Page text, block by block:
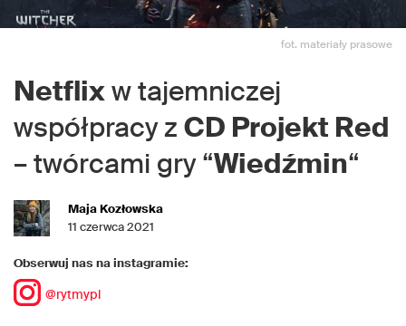
fot. materiały prasowe
Netflixw tajemniczej
współpracy z CD Projekt Red
– twórcami gry “Wiedźmin“
Maja Kozłowska
11 czerwca 2021
Obserwuj nas na instagramie:
@rytmypl